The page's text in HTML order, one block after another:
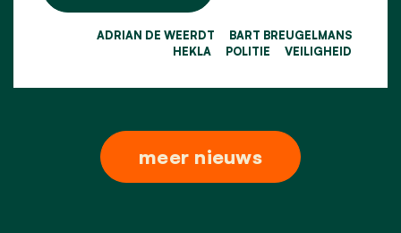
ADRIAN DE WEERDT
BART BREUGELMANS
HEKLA
POLITIE VEILIGHEID
meer nieuws